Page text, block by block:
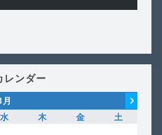
レンダー
月
水 木 金
土